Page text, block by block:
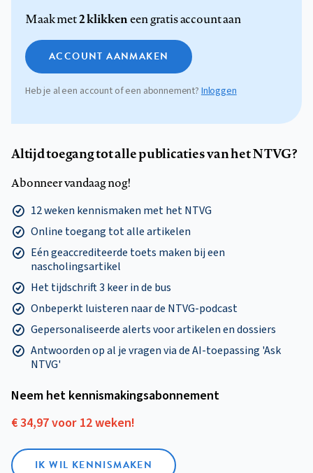
Maak met2 klikkeneen gratis account aan
ACCOUNT AANMAKEN
Heb je al een account of een abonnement? Inloggen
Altijd toegang tot alle publicaties van het NTVG?
Abonneer vandaag nog!
12 weken kennismaken met het NTVG
Online toegang tot alle artikelen
Eén geaccrediteerde toets maken bij een
nascholingsartikel
Het tijdschrift 3 keer in de bus
Onbeperkt luisteren naar de NTVG-podcast
Gepersonaliseerde alerts voor artikelen en dossiers
Antwoorden op al je vragen via de AI-toepassing 'Ask
NTVG'
Neem het kennismakings­abonnement
€ 34,97 voor 12 weken!
IK WIL KENNISMAKEN